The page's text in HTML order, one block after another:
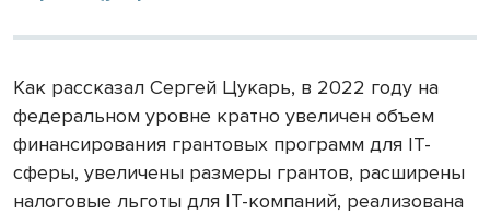
Как рассказал Сергей Цукарь, в 2022 году на
федеральном уровне кратно увеличен объем
финансирования грантовых программ для IT-
сферы, увеличены размеры грантов, расширены
налоговые льготы для IT-компаний, реализована